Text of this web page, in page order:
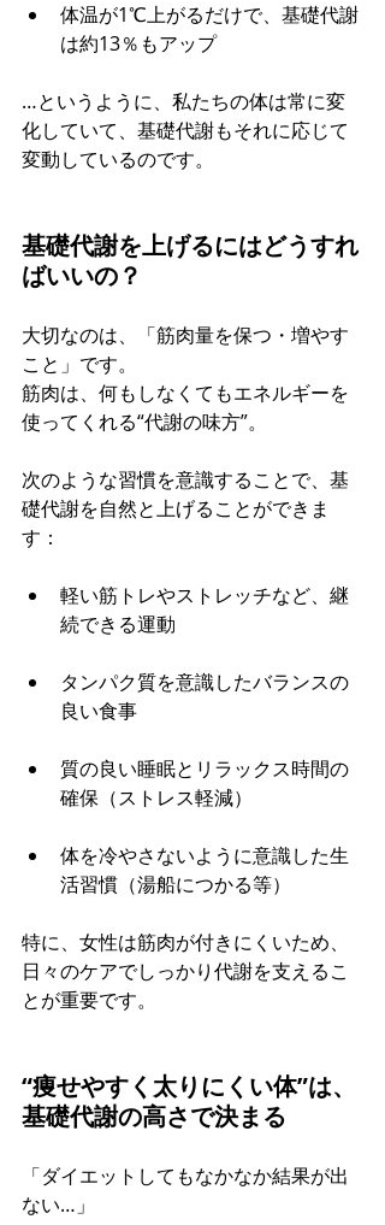
体温が1℃上がるだけで、基礎代謝
は約13％もアップ
…というように、私たちの体は常に変
化していて、基礎代謝もそれに応じて
変動しているのです。
基礎代謝を上げるにはどうすれ
ばいいの？
大切なのは、「筋肉量を保つ・増やす
こと」です。
筋肉は、何もしなくてもエネルギーを
使ってくれる“代謝の味方”。
次のような習慣を意識することで、基
礎代謝を自然と上げることができま
す：
軽い筋トレやストレッチなど、継
続できる運動
タンパク質を意識したバランスの
良い食事
質の良い睡眠とリラックス時間の
確保（ストレス軽減）
体を冷やさないように意識した生
活習慣（湯船につかる等）
特に、女性は筋肉が付きにくいため、
日々のケアでしっかり代謝を支えるこ
とが重要です。
“痩せやすく太りにくい体”は、
基礎代謝の高さで決まる
「ダイエットしてもなかなか結果が出
ない…」